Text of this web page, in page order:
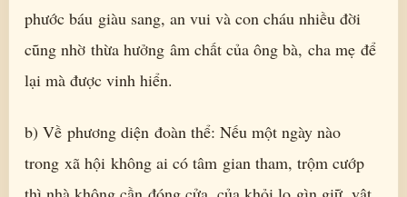
phước báu giàu sang, an vui và con cháu nhiều đời
cũng nhờ thừa hưởng âm chất của ông bà, cha mẹ để
lại mà được vinh hiển.
b) Về phương diện đoàn thể: Nếu một ngày nào
trong xã hội không ai có tâm gian tham, trộm cướp